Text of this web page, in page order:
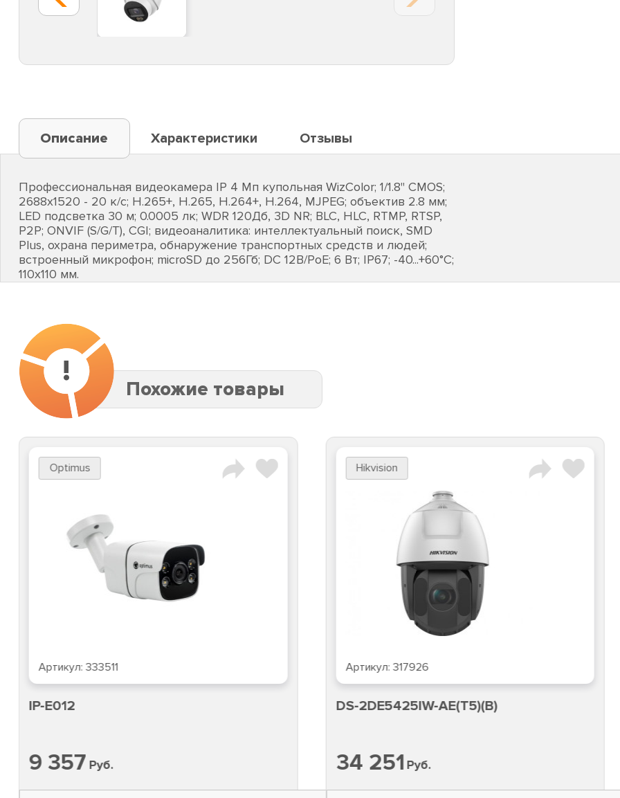
Описание Характеристики Отзывы
Профессиональная видеокамера IP 4 Мп купольная WizColor; 1/1.8" CMOS;
2688х1520 - 20 к/с; H.265+, H.265, H.264+, H.264, MJPEG; объектив 2.8 мм;
LED подсветка 30 м; 0.0005 лк; WDR 120Дб, 3D NR; BLC, HLC, RTMP, RTSP,
P2P; ONVIF (S/G/T), CGI; видеоаналитика: интеллектуальный поиск, SMD
Plus, охрана периметра, обнаружение транспортных средств и людей;
встроенный микрофон; microSD до 256Гб; DC 12В/PoE; 6 Вт; IP67; -40...+60°C;
110х110 мм.
!
Похожие товары
Optimus
Артикул:333511
IP-E012
9 357 Руб.
Hikvision
Артикул:317926
DS-2DE5425IW-AE(T5)(B)
34 251Руб.